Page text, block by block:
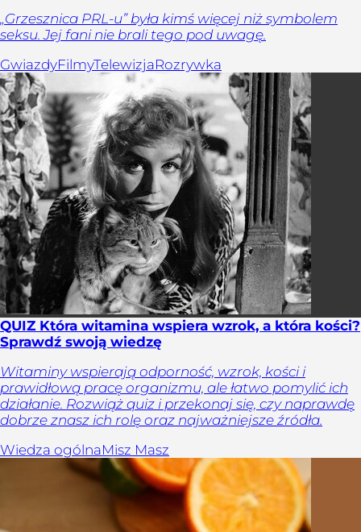
„Grzesznica PRL-u” była kimś więcej niż symbolem
seksu. Jej fani nie brali tego pod uwagę.
GwiazdyFilmyTelewizjaRozrywka
QUIZ Która witamina wspiera wzrok, a która kości?
Sprawdź swoją wiedzę
Witaminy wspierają odporność, wzrok, kości i
prawidłową pracę organizmu, ale łatwo pomylić ich
działanie. Rozwiąż quiz i przekonaj się, czy naprawdę
dobrze znasz ich rolę oraz najważniejsze źródła.
Wiedza ogólnaMisz Masz